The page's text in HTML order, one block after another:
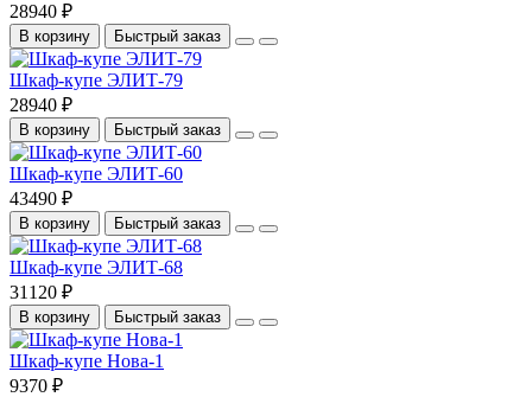
28940 ₽
В корзину Быстрый заказ
Шкаф-купе ЭЛИТ-79
28940 ₽
В корзину Быстрый заказ
Шкаф-купе ЭЛИТ-60
43490 ₽
В корзину Быстрый заказ
Шкаф-купе ЭЛИТ-68
31120 ₽
В корзину Быстрый заказ
Шкаф-купе Нова-1
9370 ₽